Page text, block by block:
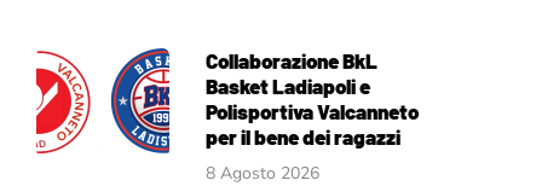
Collaborazione BkL
Basket Ladiapoli e
Polisportiva Valcanneto
per il bene dei ragazzi
8 Agosto 2026